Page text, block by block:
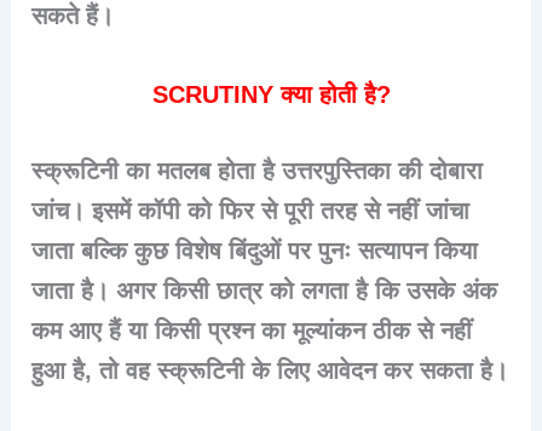
सकते हैं।
SCRUTINYक्या होती है?
स्क्रूटिनी का मतलब होता है उत्तरपुस्तिका की दोबारा
जांच। इसमें कॉपी को फिर से पूरी तरह से नहीं जांचा
जाता बल्कि कुछ विशेष बिंदुओं पर पुनः सत्यापन किया
जाता है। अगर किसी छात्र को लगता है कि उसके अंक
कम आए हैं या किसी प्रश्न का मूल्यांकन ठीक से नहीं
हुआ है, तो वह स्क्रूटिनी के लिए आवेदन कर सकता है।